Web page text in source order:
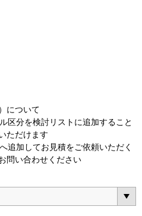
について
区分を検討リストに追加すること
ただけます
追加してお見積をご依頼いただく
問い合わせください